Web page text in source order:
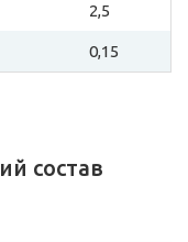
2,5
0,15
состав